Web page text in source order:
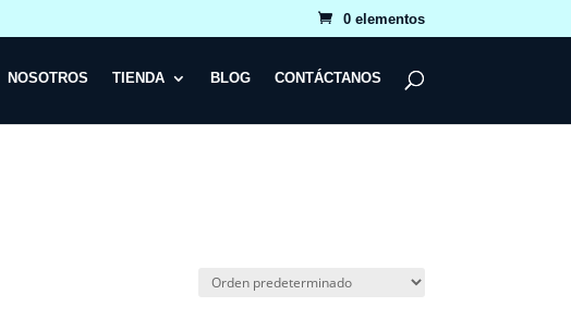
0 elementos
NOSOTROS TIENDA BLOG CONTÁCTANOS